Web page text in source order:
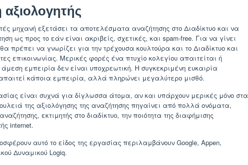
μηχανή εξετάσει τα αποτελέσματα αναζήτησης στο Διαδίκτυο και να
ως προς το εάν είναι ακριβείς, σχετικές, και spam-free. Για να γίνει
πρέπει να γνωρίζει για την τρέχουσα κουλτούρα και το Διαδίκτυο και
επικοινωνίας. Μερικές φορές ένα πτυχίο κολεγίου απαιτείται ή
εμπειρία δεν είναι υποχρεωτική. Η συγκεκριμένη ευκαιρία
κάποια εμπειρία, αλλά πληρώνει μεγαλύτερο μισθό.
είναι συχνά για δίγλωσσα άτομα, αν και υπάρχουν μερικές μόνο στα
της αξιολόγησης της αναζήτησης πηγαίνει από πολλά ονόματα,
εκτιμητής στο διαδίκτυο, την ποιότητα της διαφήμισης
internet.
αυτό το είδος της εργασίας περιλαμβάνουν Google, Appen,
Δυναμικού Logiq.